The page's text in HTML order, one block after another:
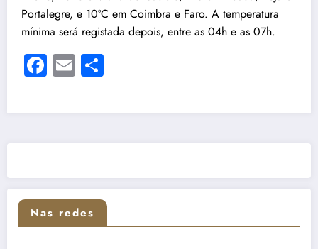
Portalegre, e 10ºC em Coimbra e Faro. A temperatura
mínima será registada depois, entre as 04h e as 07h.
Facebook
Email
Nas redes